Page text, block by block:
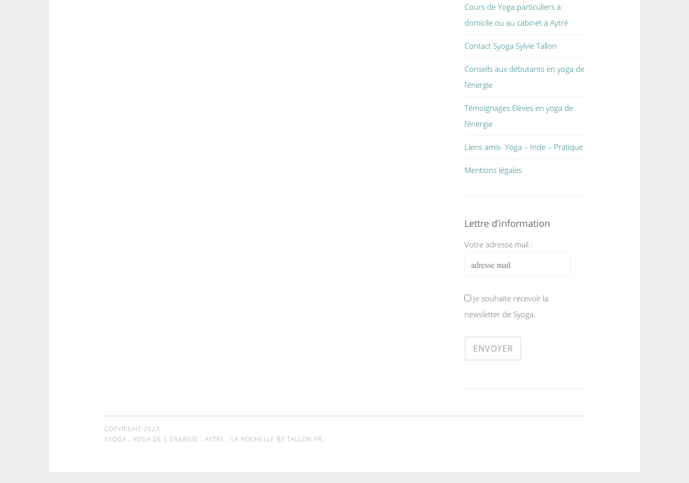
Cours de Yoga particuliers à
domicile ou au cabinet à Aytré
Contact Syoga Sylvie Tallon
Conseils aux débutants en yoga de
l’énergie
Témoignages Elèves en yoga de
l’énergie
Liens amis- Yoga – Inde – Pratique
Mentions légales
Lettre d’information
Votre adresse mail :
Je souhaite recevoir la
newsletter de Syoga.
COPYRIGHT 2023
SYOGA - YOGA DE L ENERGIE - AYTRE - LA ROCHELLE BY TALLON.FR..